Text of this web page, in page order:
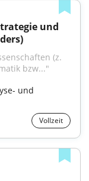
und
(z.
bzw..."
und
Vollzeit